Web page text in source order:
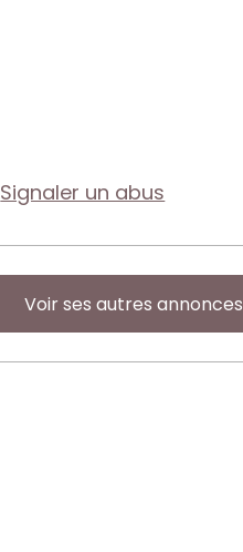
Signaler un abus
Voir ses autres annonces